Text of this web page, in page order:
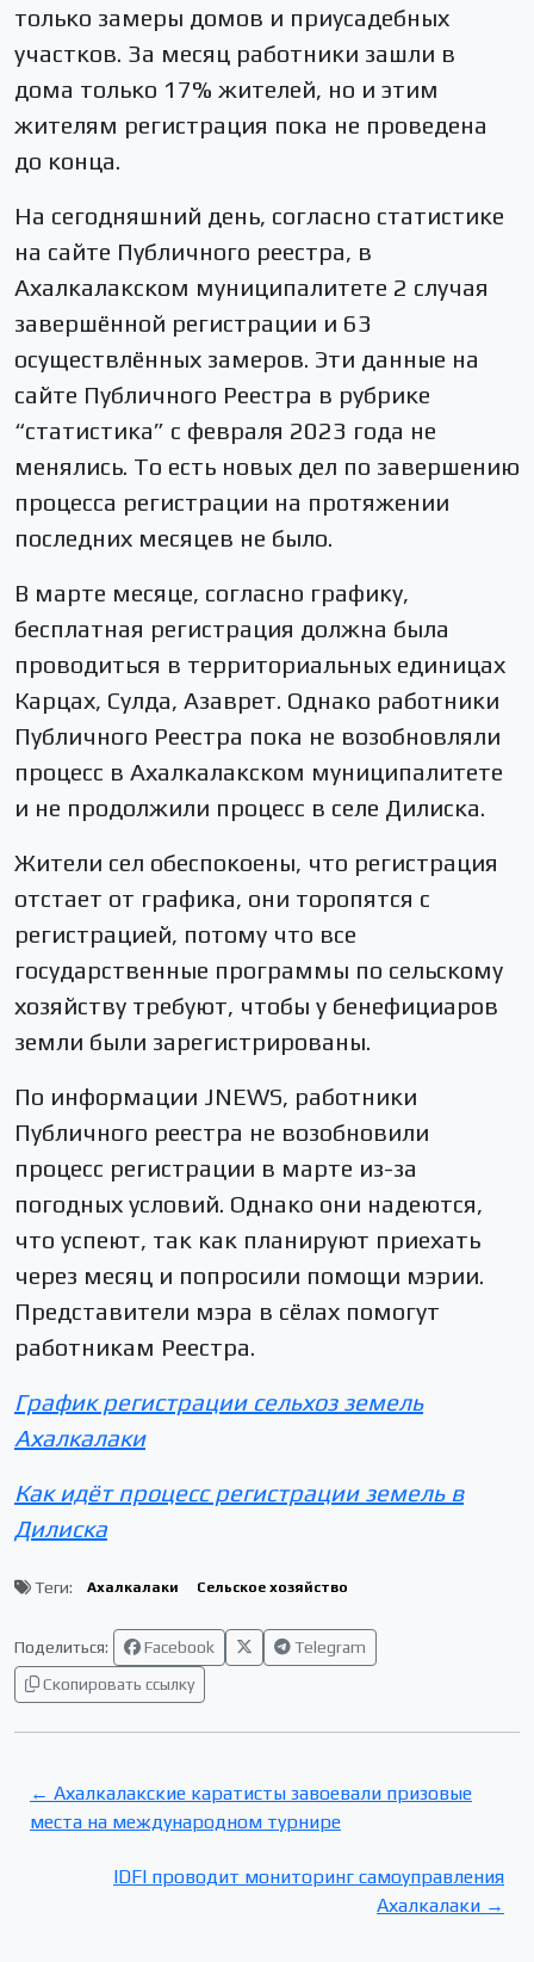
только замеры домов и приусадебных
участков. За месяц работники зашли в
дома только 17% жителей, но и этим
жителям регистрация пока не проведена
до конца.
На сегодняшний день, согласно статистике
на сайте Публичного реестра, в
Ахалкалакском муниципалитете 2 случая
завершённой регистрации и 63
осуществлённых замеров. Эти данные на
сайте Публичного Реестра в рубрике
“статистика” с февраля 2023 года не
менялись. То есть новых дел по завершению
процесса регистрации на протяжении
последних месяцев не было.
В марте месяце, согласно графику,
бесплатная регистрация должна была
проводиться в территориальных единицах
Карцах, Сулда, Азаврет. Однако работники
Публичного Реестра пока не возобновляли
процесс в Ахалкалакском муниципалитете
и не продолжили процесс в селе Дилиска.
Жители сел обеспокоены, что регистрация
отстает от графика, они торопятся с
регистрацией, потому что все
государственные программы по сельскому
хозяйству требуют, чтобы у бенефициаров
земли были зарегистрированы.
По информации JNEWS, работники
Публичного реестра не возобновили
процесс регистрации в марте из-за
погодных условий. Однако они надеются,
что успеют, так как планируют приехать
через месяц и попросили помощи мэрии.
Представители мэра в сёлах помогут
работникам Реестра.
График регистрации сельхоз земель
Ахалкалаки
Как идёт процесс регистрации земель в
Дилиска
Теги: Ахалкалаки Сельское хозяйство
Поделиться: Facebook
Telegram
Скопировать ссылку
← Ахалкалакские каратисты завоевали призовые
места на международном турнире
IDFI проводит мониторинг самоуправления
Ахалкалаки →